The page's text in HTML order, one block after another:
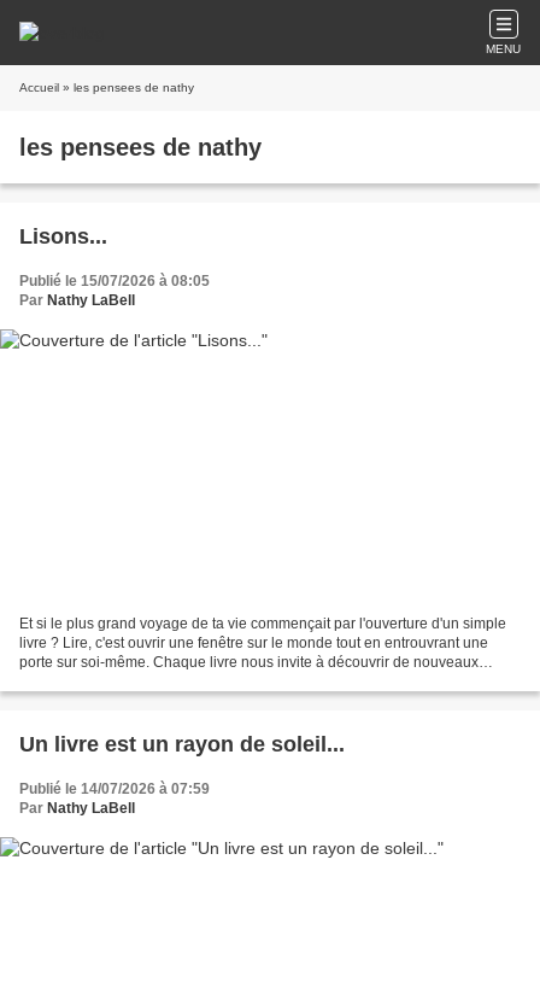
MENU
Accueil » les pensees de nathy
les pensees de nathy
Lisons...
Publié le 15/07/2026 à 08:05
Par Nathy LaBell
Et si le plus grand voyage de ta vie commençait par l'ouverture d'un simple
livre ? Lire, c'est ouvrir une fenêtre sur le monde tout en entrouvrant une
porte sur soi-même. Chaque livre nous invite à découvrir de nouveaux
Un livre est un rayon de soleil...
Publié le 14/07/2026 à 07:59
Par Nathy LaBell